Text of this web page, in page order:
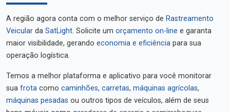
A região agora conta com o melhor serviço de Rastreamento
Veicular da SatLight. Solicite um orçamento on-line e garanta
maior visibilidade, gerando economia e eficiência para sua
operação logística.
Temos a melhor plataforma e aplicativo para você monitorar
sua frota como caminhões, carretas, máquinas agrícolas,
máquinas pesadas ou outros tipos de veículos, além de seus